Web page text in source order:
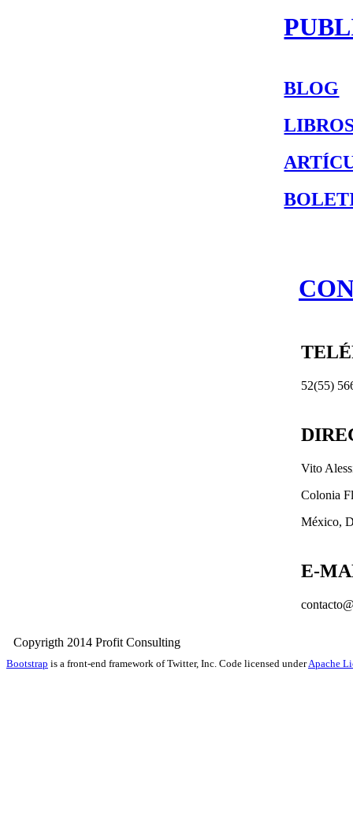
BLOG
52(55)
Vito
Colonia
México,
E-
Copyrigth 2014 Profit
Bootstrap is a front-end framework of Twitter, Inc. Code licensed underApache